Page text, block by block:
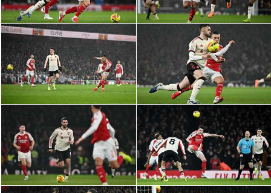
كل البطولات
الكرة المصرية
الدوري المصري
الكرة الأوروبية
الكرة الإفريقية
منتخب مصر
سعودي في الجول